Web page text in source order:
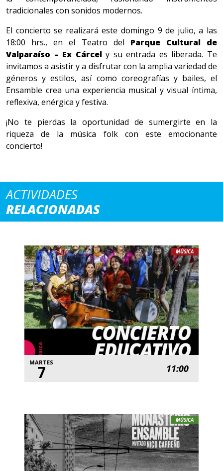
tradicionales con sonidos modernos.
El concierto se realizará este domingo 9 de julio, a las
18:00 hrs., en el Teatro del Parque Cultural de
Valparaíso – Ex Cárcely su entrada es liberada. Te
invitamos a asistir y a disfrutar con la amplia variedad de
géneros y estilos, así como coreografías y bailes, el
Ensamble crea una experiencia musical y visual íntima,
reflexiva, enérgica y festiva.
¡No te pierdas la oportunidad de sumergirte en la
riqueza de la música folk con este emocionante
concierto!
ACTIVIDADES
RELACIONADAS
MÚSICA
MARTES
7 11:00
MÚSICA